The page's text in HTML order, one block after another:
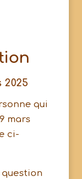
2025
qui
mars
ci-
question